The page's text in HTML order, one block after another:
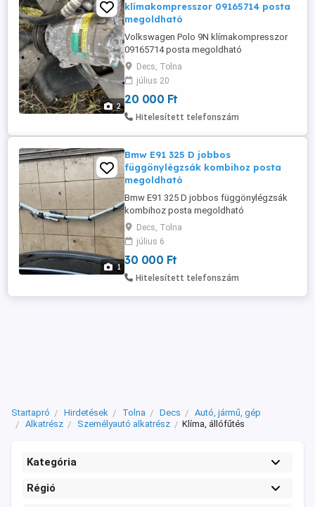
2
klímakompresszor 09165714 posta
megoldható
Volkswagen Polo 9N klímakompresszor
09165714 posta megoldható
Decs, Tolna
július 20
20 000 Ft
Hitelesített telefonszám
1
Bmw E91 325 D jobbos
függönylégzsák kombihoz posta
megoldható
Bmw E91 325 D jobbos függönylégzsák
kombihoz posta megoldható
Decs, Tolna
július 6
30 000 Ft
Hitelesített telefonszám
Startapró Hirdetések Tolna Decs
Autó, jármű, gép
Alkatrész
Személyautó alkatrész Klíma, állófűtés
Kategória
Régió